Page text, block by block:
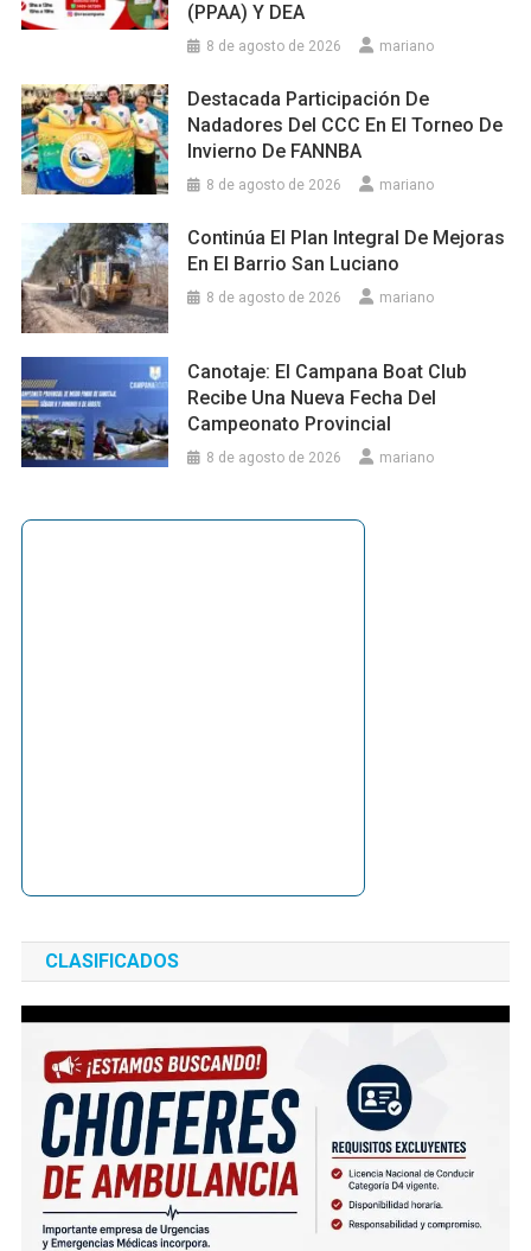
(PPAA) Y DEA
8 de agosto de 2026 mariano
Destacada Participación De
Nadadores Del CCC En El Torneo De
Invierno De FANNBA
8 de agosto de 2026 mariano
Continúa El Plan Integral De Mejoras
En El Barrio San Luciano
8 de agosto de 2026 mariano
Canotaje: El Campana Boat Club
Recibe Una Nueva Fecha Del
Campeonato Provincial
8 de agosto de 2026 mariano
CLASIFICADOS